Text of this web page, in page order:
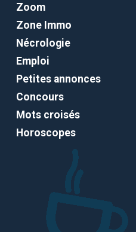
Zoom
Zone Immo
Nécrologie
Emploi
Petites annonces
Concours
Mots croisés
Horoscopes